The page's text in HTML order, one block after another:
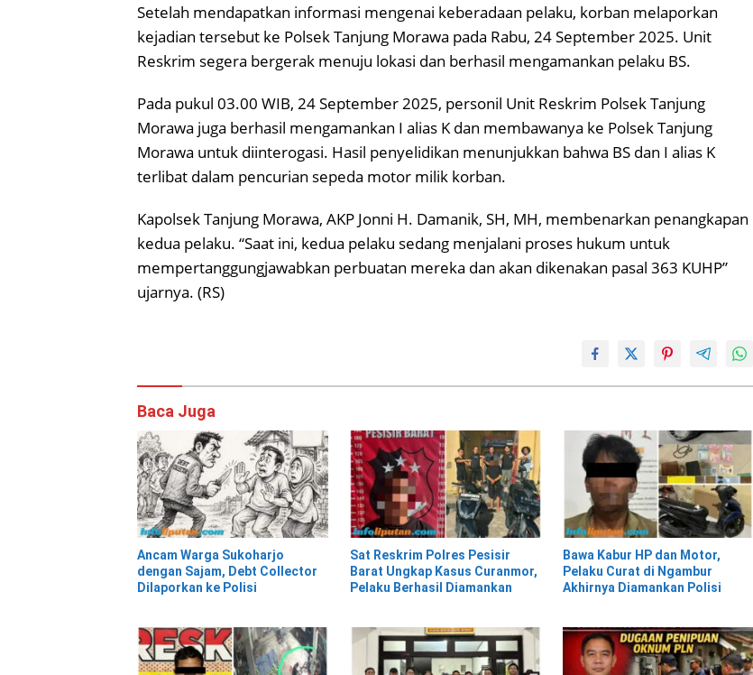
Setelah mendapatkan informasi mengenai keberadaan pelaku, korban melaporkan
kejadian tersebut ke Polsek Tanjung Morawa pada Rabu, 24 September 2025. Unit
Reskrim segera bergerak menuju lokasi dan berhasil mengamankan pelaku BS.
Pada pukul 03.00 WIB, 24 September 2025, personil Unit Reskrim Polsek Tanjung
Morawa juga berhasil mengamankan I alias K dan membawanya ke Polsek Tanjung
Morawa untuk diinterogasi. Hasil penyelidikan menunjukkan bahwa BS dan I alias K
terlibat dalam pencurian sepeda motor milik korban.
Kapolsek Tanjung Morawa, AKP Jonni H. Damanik, SH, MH, membenarkan penangkapan
kedua pelaku. “Saat ini, kedua pelaku sedang menjalani proses hukum untuk
mempertanggungjawabkan perbuatan mereka dan akan dikenakan pasal 363 KUHP”
ujarnya. (RS)
Baca Juga
Ancam Warga Sukoharjo
dengan Sajam, Debt Collector
Dilaporkan ke Polisi
Sat Reskrim Polres Pesisir
Barat Ungkap Kasus Curanmor,
Pelaku Berhasil Diamankan
Bawa Kabur HP dan Motor,
Pelaku Curat di Ngambur
Akhirnya Diamankan Polisi